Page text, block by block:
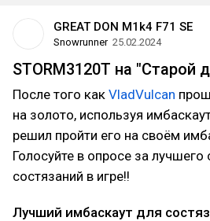
GREAT DON M1k4 F71 SE
Snowrunner 25.02.2024
STORM3120T на "Старой
После того как VladVulcan
на золото, используя
решил пройти его на своём
Голосуйте в опросе за лучшего
состязаний в игре!!
Лучший имбаскаут для